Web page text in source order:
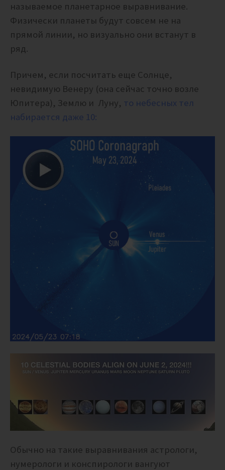
называемое планетарное выравнивание.
Физически планеты будут совсем не на
прямой линии, но визуально они встанут в
ряд.
Причем, если посчитать еще Солнце,
невидимую Венеру (она сейчас точно возле
Юпитера), Землю и Луну, то небесных тел
набирается даже 10:
Обычно на такие выравнивания астрологи,
нумерологи и конспирологи вангуют